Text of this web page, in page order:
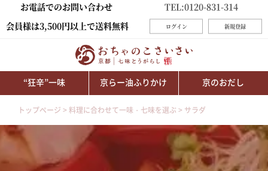
お電話でのお問い合わせ
TEL:0120-831-314
会員様は3,500円以上で送料無料
ログイン 新規登録
“狂辛”一味 京らー油ふりかけ 京のおだし
トップページ 料理に合わせて一味・七味を選ぶ サラダ